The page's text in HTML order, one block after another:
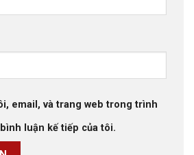
email, và trang web trong trình
luận kế tiếp của tôi.